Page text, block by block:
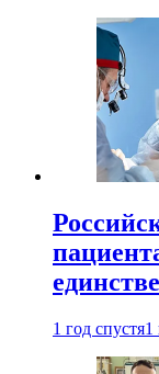
1 год спустя1